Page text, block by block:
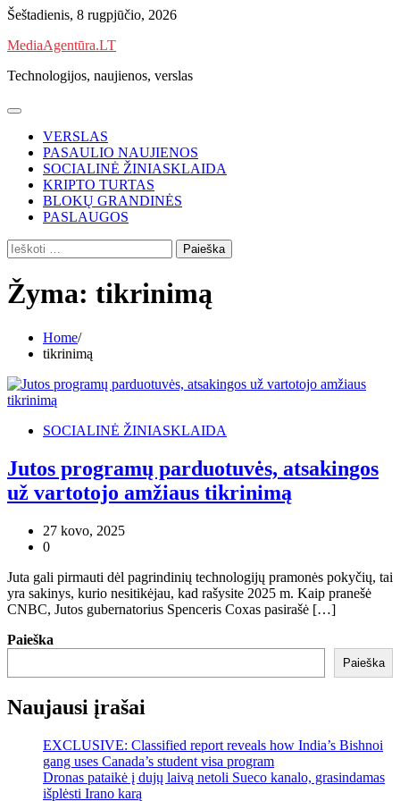
Skip
content
Šeštadienis, 8 rugpjūčio, 2026
MediaAgentūra.LT
Technologijos, naujienos, verslas
VERSLAS
PASAULIO NAUJIENOS
SOCIALINĖ ŽINIASKLAIDA
KRIPTO TURTAS
BLOKŲ GRANDINĖS
PASLAUGOS
Ieškoti:
Žyma: tikrinimą
Home
tikrinimą
SOCIALINĖ ŽINIASKLAIDA
Jutos programų parduotuvės, atsakingos
už vartotojo amžiaus tikrinimą
27 kovo, 2025
0
Juta gali pirmauti dėl pagrindinių technologijų pramonės pokyčių, tai
yra sakinys, kurio nesitikėjau, kad rašysite 2025 m. Kaip pranešė
CNBC, Jutos gubernatorius Spenceris Coxas pasirašė […]
Paieška
Paieška
Naujausi įrašai
EXCLUSIVE: Classified report reveals how India’s Bishnoi
gang uses Canada’s student visa program
Dronas pataikė į dujų laivą netoli Sueco kanalo, grasindamas
išplėsti Irano karą